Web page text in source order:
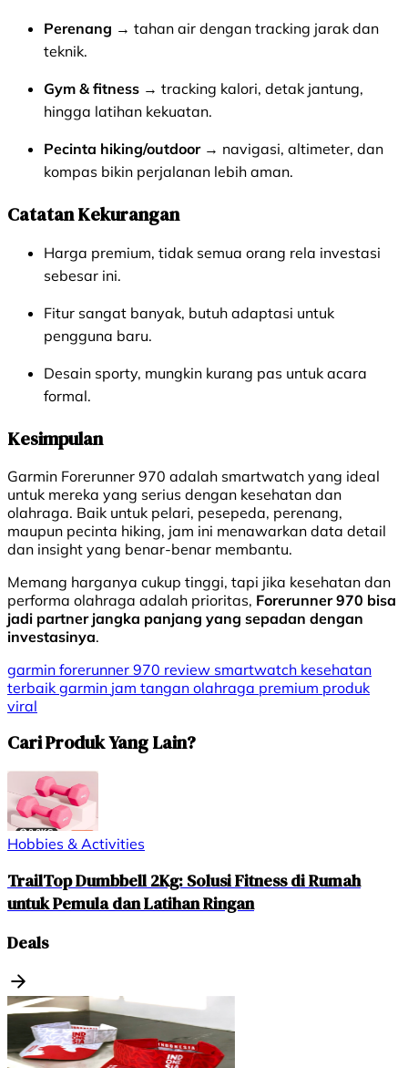
Perenang → tahan air dengan tracking jarak dan
teknik.
Gym & fitness → tracking kalori, detak jantung,
hingga latihan kekuatan.
Pecinta hiking/outdoor→ navigasi, altimeter, dan
kompas bikin perjalanan lebih aman.
Catatan Kekurangan
Harga premium, tidak semua orang rela investasi
sebesar ini.
Fitur sangat banyak, butuh adaptasi untuk
pengguna baru.
Desain sporty, mungkin kurang pas untuk acara
formal.
Kesimpulan
Garmin Forerunner 970 adalah smartwatch yang ideal
untuk mereka yang serius dengan kesehatan dan
olahraga. Baik untuk pelari, pesepeda, perenang,
maupun pecinta hiking, jam ini menawarkan data detail
dan insight yang benar-benar membantu.
Memang harganya cukup tinggi, tapi jika kesehatan dan
performa olahraga adalah prioritas, Forerunner 970 bisa
jadi partner jangka panjang yang sepadan dengan
investasinya.
garmin forerunner 970 review smartwatch kesehatan
terbaik garmin jam tangan olahraga premium produk
viral
Cari Produk Yang Lain?
Hobbies & Activities
TrailTop Dumbbell 2Kg: Solusi Fitness di Rumah
untuk Pemula dan Latihan Ringan
Deals